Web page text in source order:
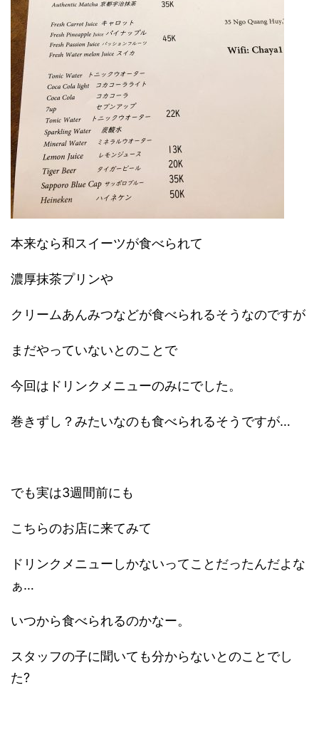
本来なら和スイーツが食べられて
濃厚抹茶プリンや
クリームあんみつなどが食べられるそうなのですが
まだやっていないとのことで
今回はドリンクメニューのみにでした。
巻きずし？みたいなのも食べられるそうですが…
でも実は3週間前にも
こちらのお店に来てみて
ドリンクメニューしかないってことだったんだよな
ぁ…
いつから食べられるのかなー。
スタッフの子に聞いても分からないとのことでし
た?